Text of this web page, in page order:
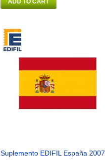
ADD TO CART
Suplemento EDIFIL España 2007